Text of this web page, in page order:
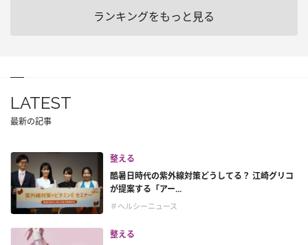
ランキングをもっと見る
LATEST
最新の記事
整える
酷暑日時代の紫外線対策どうしてる？ 江崎グリコ
が提案する「アー...
＃ヘルシーニュース
整える